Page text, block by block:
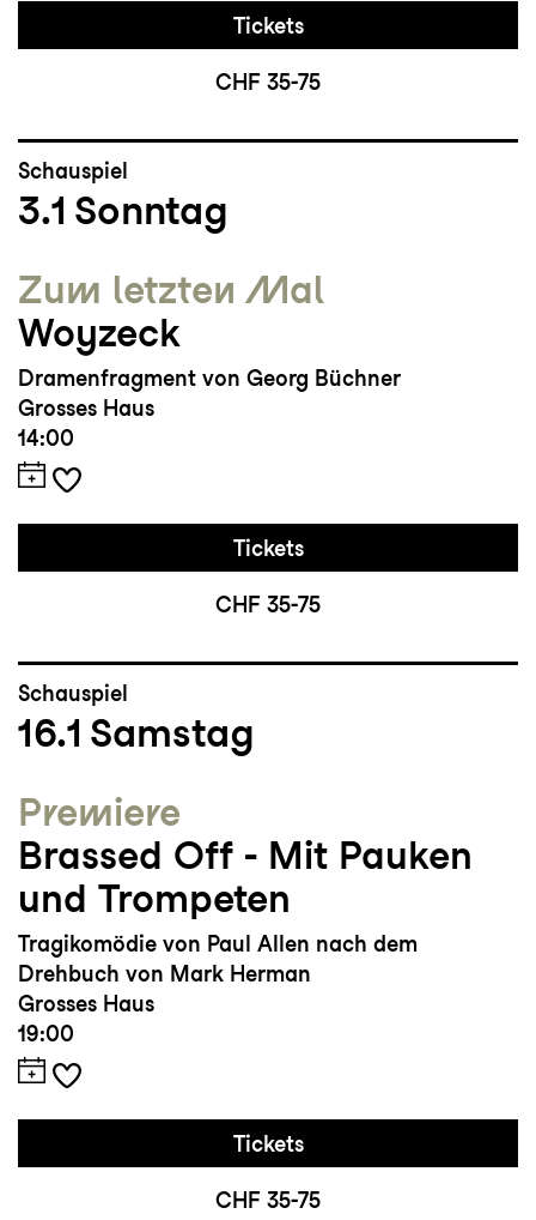
Tickets
CHF 35-75
Schauspiel
3.1 Sonntag
Zum letzten Mal
Woyzeck
Dramenfragment von Georg Büchner
Grosses Haus
14:00
Tickets
CHF 35-75
Schauspiel
16.1 Samstag
Premiere
Brassed Off - Mit Pauken
und Trompeten
Tragikomödie von Paul Allen nach dem
Drehbuch von Mark Herman
Grosses Haus
19:00
Tickets
CHF 35-75